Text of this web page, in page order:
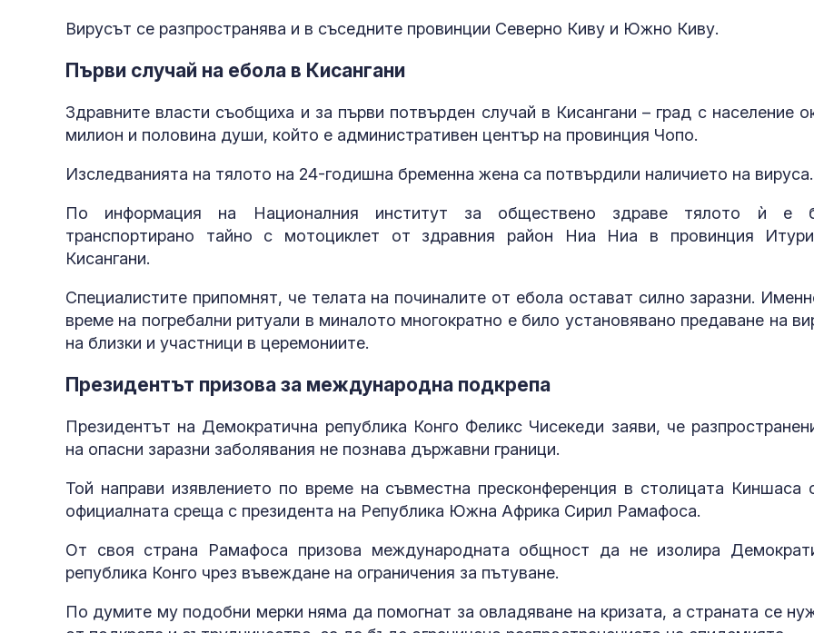
Вирусът се разпространява и в съседните провинции Северно Киву и Южно Киву.
Първи случай на ебола в Кисангани
Здравните власти съобщиха и за първи потвърден случай в Кисангани – град с население
милион и половина души, който е административен център на провинция Чопо.
Изследванията на тялото на 24-годишна бременна жена са потвърдили наличието на вируса.
По информация на Националния институт за обществено здраве тялото ѝ е
транспортирано тайно с мотоциклет от здравния район Ниа Ниа в провинция
Кисангани.
Специалистите припомнят, че телата на починалите от ебола остават силно заразни.
време на погребални ритуали в миналото многократно е било установявано предаване на
на близки и участници в церемониите.
Президентът призова за международна подкрепа
Президентът на Демократична република Конго Феликс Чисекеди заяви, че
на опасни заразни заболявания не познава държавни граници.
Той направи изявлението по време на съвместна пресконференция в столицата Киншаса
официалната среща с президента на Република Южна Африка Сирил Рамафоса.
От своя страна Рамафоса призова международната общност да не изолира
република Конго чрез въвеждане на ограничения за пътуване.
По думите му подобни мерки няма да помогнат за овладяване на кризата, а страната се